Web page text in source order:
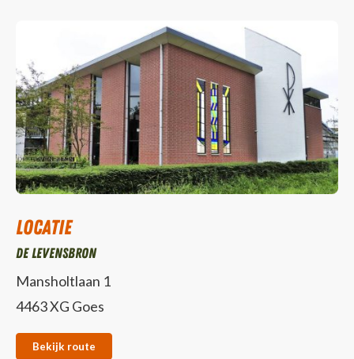
Locatie
De Levensbron
Mansholtlaan 1
4463 XG Goes
Bekijk route